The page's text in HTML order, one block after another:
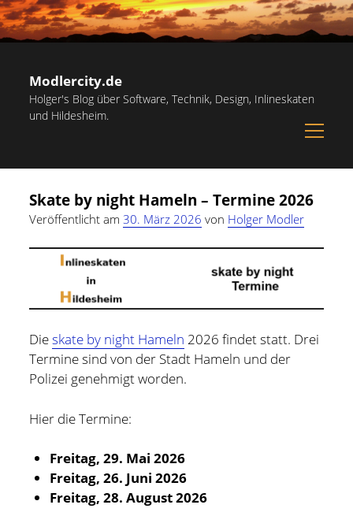
Modlercity.de
Holger's Blog über Software, Technik, Design, Inlineskaten
und Hildesheim.
open
menu
Startseite
Inlineskaten in Hildesheim
Papiervorlagen – Hilfreiche Vorlagen zum Ausdrucken
Kostenlose Illustrationen und Grafiken
Notdienst-Rufnummern für Hildesheim
Über mich
Kontakt
twitterfacebooklinkedin
paypal
Suchen
Kategorien
Persönliches(22)
Hildesheim(101)
Bücher und Magazine(15)
Haus, Wohnung und Garten(17)
Skate by night Hameln – Termine 2026
Veröffentlicht am 30. März 2026 von Holger Modler
Dieskate by night Hameln 2026 findet statt. Drei
Termine sind von der Stadt Hameln und der
Polizei genehmigt worden.
Hier die Termine:
Freitag, 29. Mai 2026
Freitag, 26. Juni 2026
Freitag, 28. August 2026